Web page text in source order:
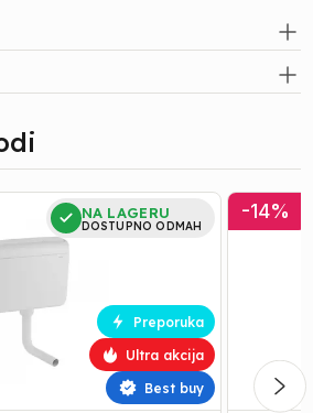
Preporuka
Ultra akcija
Best buy
NA LAGERU
DOSTUPNO ODMAH
KOTLIC
GEBERIT
-14%